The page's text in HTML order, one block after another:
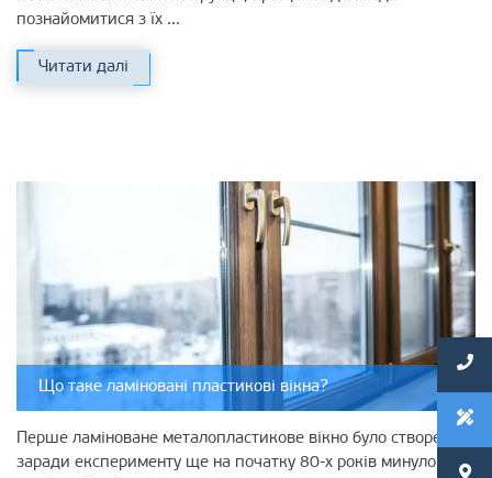
познайомитися з їх ...
Читати далі
Що таке ламіновані пластикові вікна?
Перше ламіноване металопластикове вікно було створено
заради експерименту ще на початку 80-х років минулого